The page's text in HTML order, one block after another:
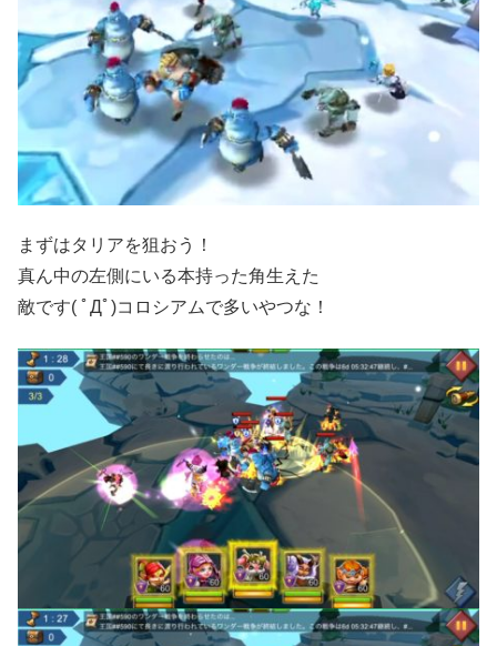
まずはタリアを狙おう！
真ん中の左側にいる本持った角生えた
敵です( ﾟДﾟ)コロシアムで多いやつな！